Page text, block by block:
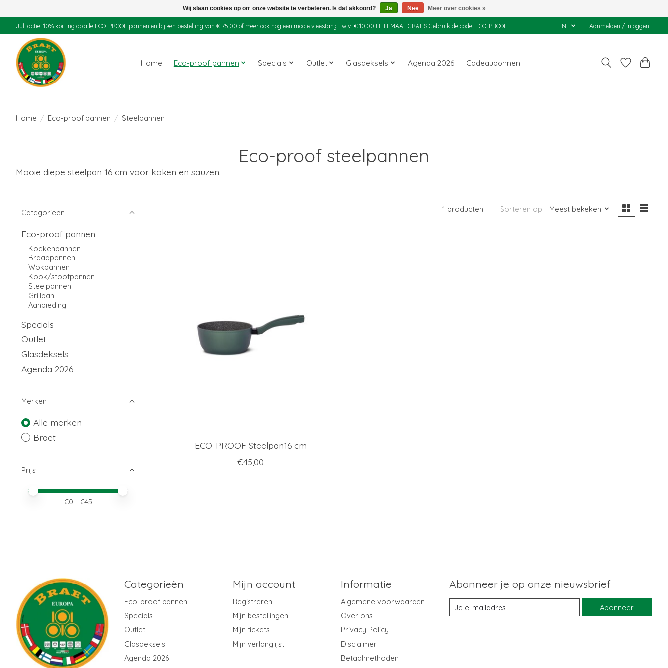
Juli actie: 10% korting op alle ECO-PROOF pannen en bij een bestelling van € 75,00 of meer ook nog een mooie vleestang t.w.v. € 10,00 HELEMAAL GRATIS Gebruik de code: ECO-PROOF. NL Aanmelden / Inloggen
Home Eco-proof pannen Specials Outlet Glasdeksels Agenda 2026 Cadeaubonnen
Home / Eco-proof pannen / Steelpannen
Eco-proof steelpannen
Mooie diepe steelpan 16 cm voor koken en sauzen.
Categorieën
Eco-proof pannen
Koekenpannen
Braadpannen
Wokpannen
Kook/stoofpannen
Steelpannen
Grillpan
Aanbieding
Specials
Outlet
Glasdeksels
Agenda 2026
Merken
Alle merken
Braet
Prijs
Minimale prijswaarde
Price maximum value
€0 - €45
1 producten Sorteren op Meest bekeken
ECO-PROOF Steelpan16 cm
€45,00
Categorieën
Eco-proof pannen
Specials
Outlet
Glasdeksels
Agenda 2026
Mijn account
Registreren
Mijn bestellingen
Mijn tickets
Mijn verlanglijst
Informatie
Algemene voorwaarden
Over ons
Privacy Policy
Disclaimer
Betaalmethoden
Abonneer je op onze nieuwsbrief
Abonneer
Wij slaan cookies op om onze website te verbeteren. Is dat akkoord? Ja Nee Meer over cookies »